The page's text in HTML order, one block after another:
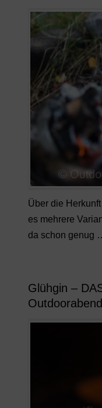
Über die
es mehrere
da schon genug
Glühgin –
Outdoorabend